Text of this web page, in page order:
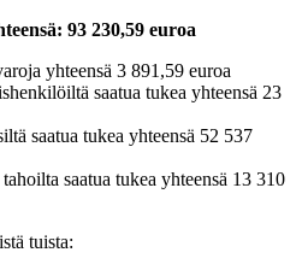
93 230,59 euroa
yhteensä 3 891,59 euroa
saatua tukea yhteensä 23
saatua tukea yhteensä 52 537
saatua tukea yhteensä 13 310
tuista: